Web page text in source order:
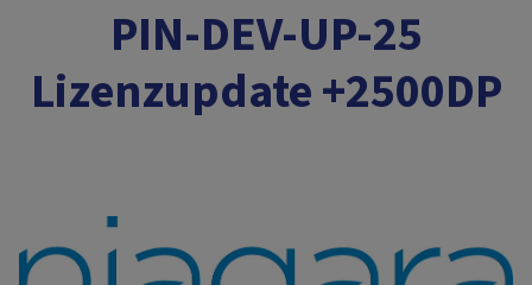
PIN-DEV-UP-25
Lizenzupdate +2500DP